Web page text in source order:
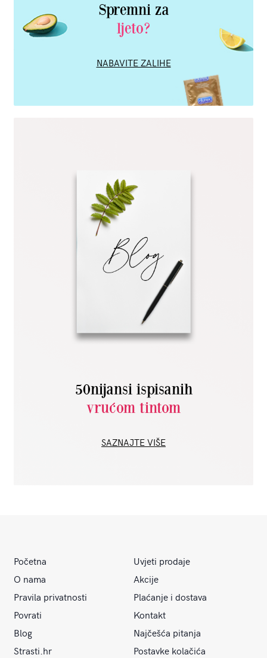
Spremni za
ljeto?
NABAVITE ZALIHE
50nijansi ispisanih
vrućom tintom
SAZNAJTE VIŠE
Početna
Uvjeti prodaje
O nama
Akcije
Pravila privatnosti
Plaćanje i dostava
Povrati
Kontakt
Blog
Najčešća pitanja
Strasti.hr
Postavke kolačića